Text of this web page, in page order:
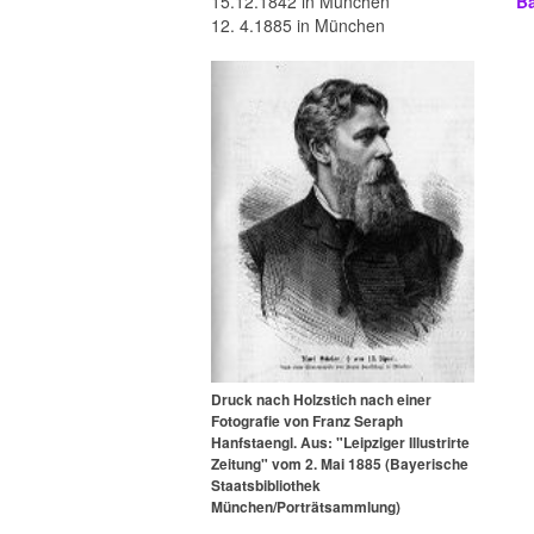
12. 4.1885 in München
Druck nach Holzstich nach einer
Fotografie von Franz Seraph
Hanfstaengl. Aus: "Leipziger Illustrirte
Zeitung" vom 2. Mai 1885 (Bayerische
Staatsbibliothek
München/Porträtsammlung)